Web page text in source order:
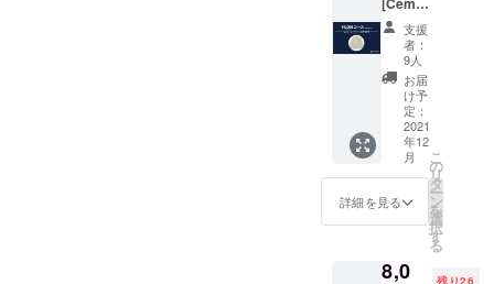
クネー
ム可）
ポスト
カード
●LOVL
UEオ
フィ
シャル
サイト
に支援
してい
ただい
た方の
名前 ※
欄にご
ドアに
も◯
【素
材】
100%
コット
ン 【サ
イズ】
口幅
38cm /
高さ
36cm"
メッ
t] ✔︎ ユ
ニセッ
クス ✔︎
6.5オン
スの重
量感と
丈夫さ
✔︎ ガー
メント
ダイ
*（縫製
後の染
洗濯を
支援
者：
9人
お届
け予
定：
2021
年12
月
詳細を見る
こ
の
リ
タ
ー
ン
を
選
択
す
る
8,0